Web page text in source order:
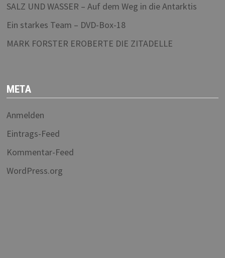
SALZ UND WASSER – Auf dem Weg in die Antarktis
Ein starkes Team – DVD-Box-18
MARK FORSTER EROBERTE DIE ZITADELLE
META
Anmelden
Eintrags-Feed
Kommentar-Feed
WordPress.org